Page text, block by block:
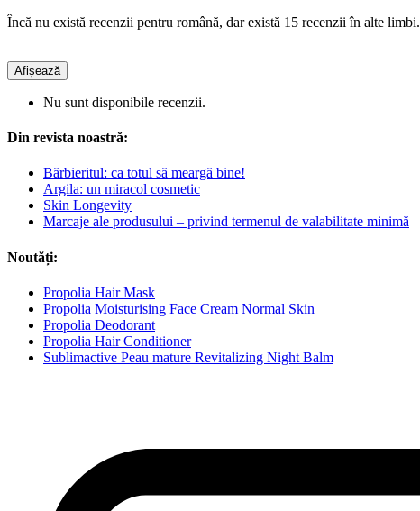
Încă nu există recenzii pentru română, dar există 15 recenzii în alte limbi.
Afișează
Nu sunt disponibile recenzii.
Din revista noastră:
Bărbieritul: ca totul să meargă bine!
Argila: un miracol cosmetic
Skin Longevity
Marcaje ale produsului – privind termenul de valabilitate minimă
Noutăți:
Propolia Hair Mask
Propolia Moisturising Face Cream Normal Skin
Propolia Deodorant
Propolia Hair Conditioner
Sublimactive Peau mature Revitalizing Night Balm